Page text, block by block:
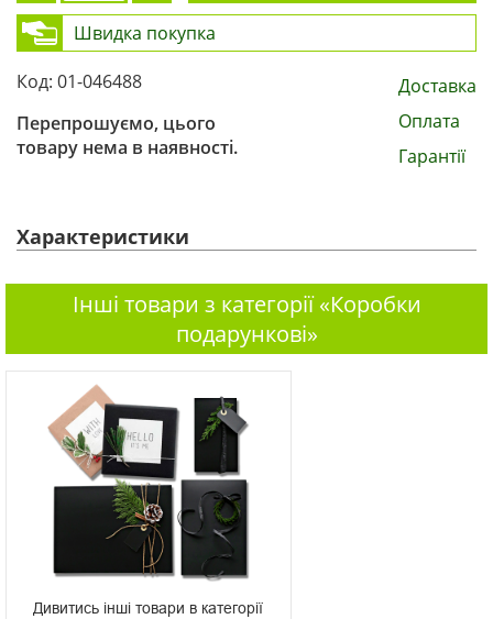
Швидка покупка
Код: 01-046488
Перепрошуємо, цього
товару нема в наявності.
Доставка
Оплата
Гарантії
Характеристики
Інші товари з категорії «Коробки
подарункові»
Дивитись інші товари в категорії